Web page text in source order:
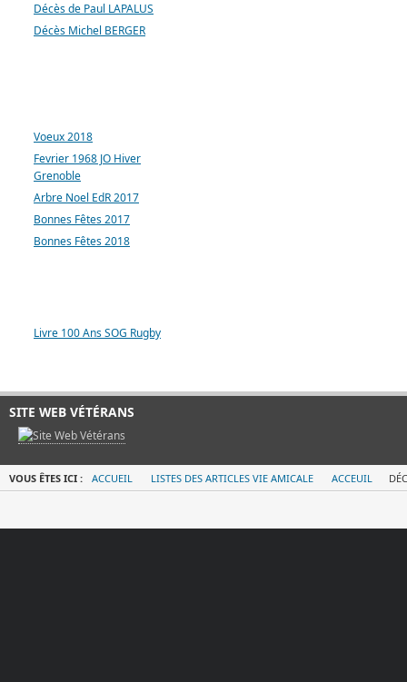
Décès de Paul LAPALUS
Décès Michel BERGER
Voeux 2018
Fevrier 1968 JO Hiver
Grenoble
Arbre Noel EdR 2017
Bonnes Fêtes 2017
Bonnes Fêtes 2018
Livre 100 Ans SOG Rugby
SITE WEB VÉTÉRANS
VOUS ÊTES ICI : ACCUEIL LISTES DES ARTICLES VIE AMICALE ACCEUIL